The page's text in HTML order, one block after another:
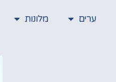
ערים מלונות